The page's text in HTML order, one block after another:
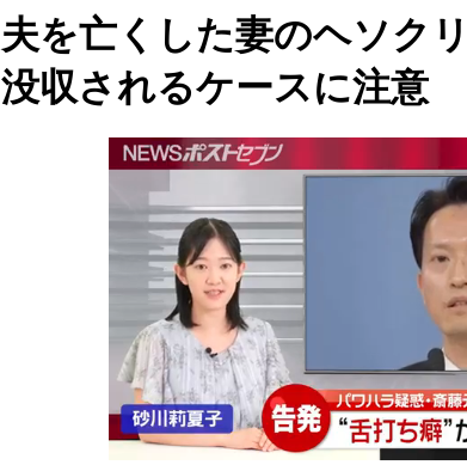
夫を亡くした妻のヘソク
没収されるケースに注意